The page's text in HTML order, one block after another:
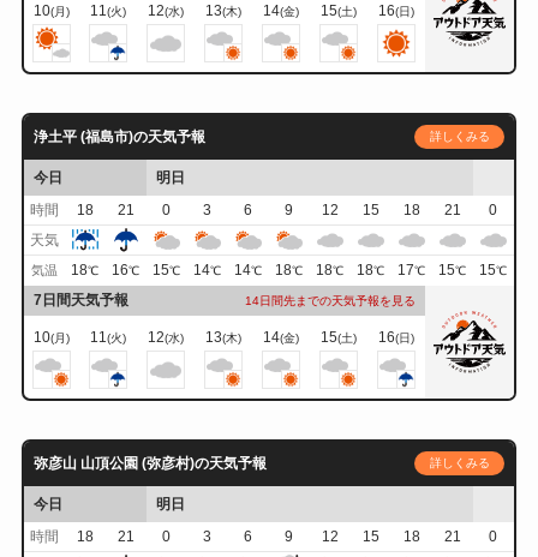
10(月) 11(火) 12(水) 13(木) 14(金) 15(土) 16(日)
浄土平 (福島市)の天気予報 詳しくみる
今日
明日
時間
18 21 0 3 6 9 12 15 18 21
0
天気
気温 18℃ 16℃ 15℃ 14℃ 14℃ 18℃ 18℃ 18℃ 17℃ 15℃ 15℃
7日間天気予報 14日間先までの天気予報を見る
10(月) 11(火) 12(水) 13(木) 14(金) 15(土) 16(日)
弥彦山 山頂公園 (弥彦村)の天気予報 詳しくみる
今日
明日
時間
18 21 0 3 6 9 12 15 18 21
0